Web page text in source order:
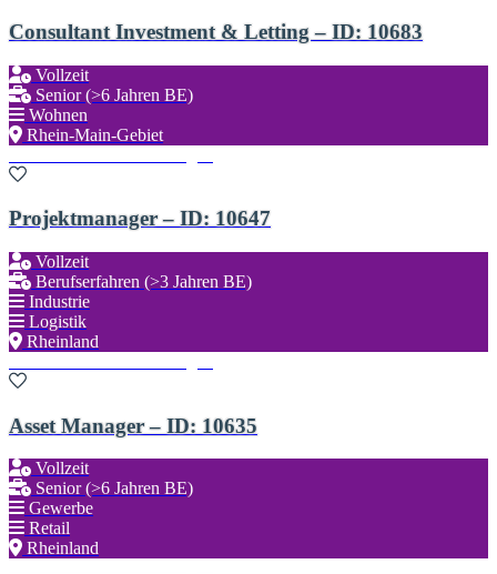
Consultant Investment & Letting – ID: 10683
Vollzeit
Senior (>6 Jahren BE)
Wohnen
Rhein-Main-Gebiet
Projektmanager – ID: 10647
Vollzeit
Berufserfahren (>3 Jahren BE)
Industrie
Logistik
Rheinland
Asset Manager – ID: 10635
Vollzeit
Senior (>6 Jahren BE)
Gewerbe
Retail
Rheinland